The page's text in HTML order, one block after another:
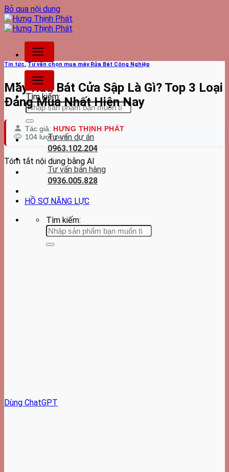
Bỏ qua nội dung
Tìm kiếm:
Tư vấn dự án
0963.102.204
Tư vấn bán hàng
0936.005.828
HỒ SƠ NĂNG LỰC
Tìm kiếm:
Tin tức,Tư vấn chọn mua máy Rửa Bát Công Nghiệp
Máy Rửa Bát Cửa Sập Là Gì? Top 3 Loại
Đáng Mua Nhất Hiện Nay
Tác giả: HƯNG THỊNH PHÁT
104 lượt xem
Tóm tắt nội dung bằng AI
Dùng ChatGPT